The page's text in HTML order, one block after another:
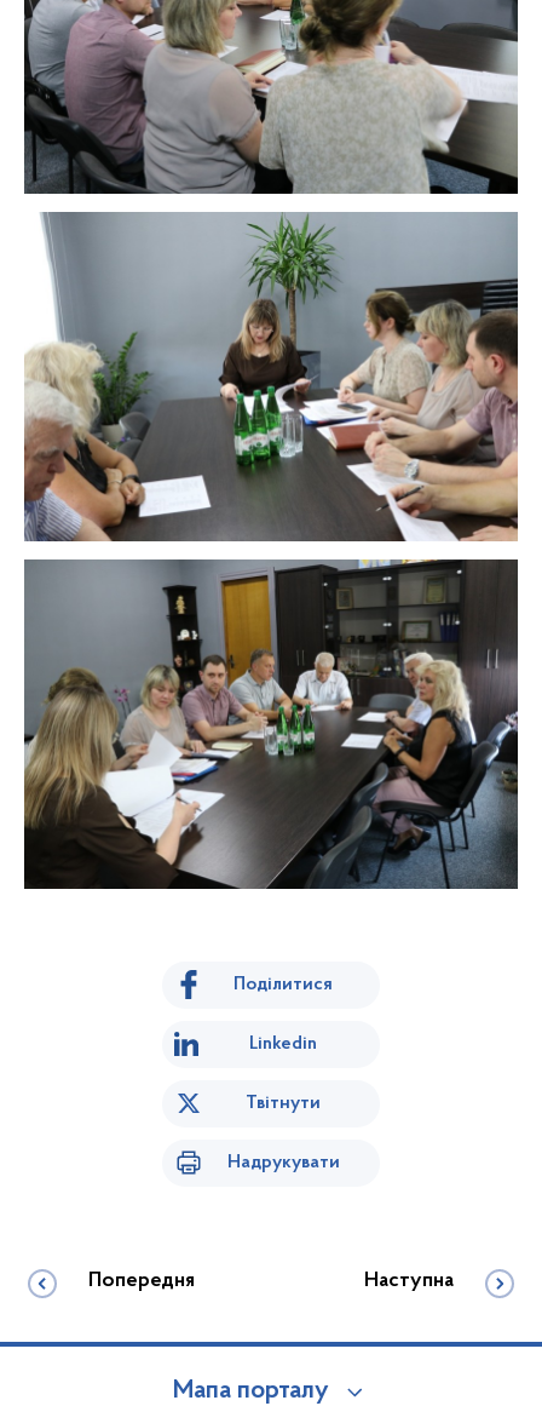
Поділитися
Linkedin
Твітнути
Надрукувати
Попередня Наступна
Мапа порталу